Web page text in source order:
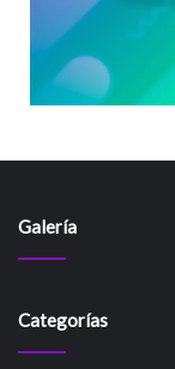
Galería
Categorías